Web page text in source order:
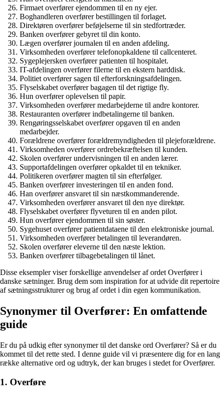
Firmaet overfører ejendommen til en ny ejer.
Boghandleren overfører bestillingen til forlaget.
Direktøren overfører beføjelserne til sin stedfortræder.
Banken overfører gebyret til din konto.
Lægen overfører journalen til en anden afdeling.
Virksomheden overfører telefonopkaldene til callcenteret.
Sygeplejersken overfører patienten til hospitalet.
IT-afdelingen overfører filerne til en ekstern harddisk.
Politiet overfører sagen til efterforskningsafdelingen.
Flyselskabet overfører bagagen til det rigtige fly.
Hun overfører oplevelsen til papir.
Virksomheden overfører medarbejderne til andre kontorer.
Restauranten overfører indbetalingerne til banken.
Rengøringsselskabet overfører opgaven til en anden
medarbejder.
Forældrene overfører forældremyndigheden til plejeforældrene.
Virksomheden overfører ordrebekræftelsen til kunden.
Skolen overfører undervisningen til en anden lærer.
Supportafdelingen overfører opkaldet til en tekniker.
Politikeren overfører magten til sin efterfølger.
Banken overfører investeringen til en anden fond.
Han overfører ansvaret til sin næstkommanderende.
Virksomheden overfører ansvaret til den nye direktør.
Flyselskabet overfører flyveturen til en anden pilot.
Hun overfører ejendommen til sin søster.
Sygehuset overfører patientdataene til den elektroniske journal.
Virksomheden overfører betalingen til leverandøren.
Skolen overfører eleverne til den næste lektion.
Banken overfører tilbagebetalingen til lånet.
Disse eksempler viser forskellige anvendelser af ordet Overfører i
danske sætninger. Brug dem som inspiration for at udvide dit repertoire
af sætningsstrukturer og brug af ordet i din egen kommunikation.
Synonymer til Overfører: En omfattende
guide
Er du på udkig efter synonymer til det danske ord Overfører? Så er du
kommet til det rette sted. I denne guide vil vi præsentere dig for en lang
række alternative ord og udtryk, der kan bruges i stedet for Overfører.
1. Overføre